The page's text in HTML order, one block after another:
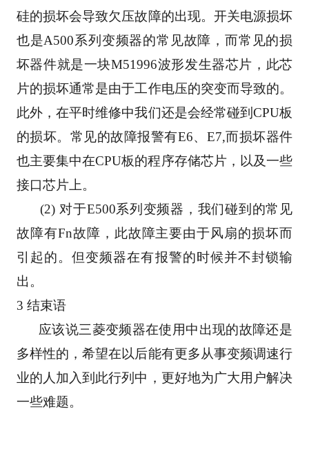
硅的损坏会导致欠压故障的出现。开关电源损坏
也是A500系列变频器的常见故障，而常见的损
坏器件就是一块M51996波形发生器芯片，此芯
片的损坏通常是由于工作电压的突变而导致的。
此外，在平时维修中我们还是会经常碰到CPU板
的损坏。常见的故障报警有E6、E7,而损坏器件
也主要集中在CPU板的程序存储芯片，以及一些
接口芯片上。
      (2) 对于E500系列变频器，我们碰到的常见
故障有Fn故障，此故障主要由于风扇的损坏而
引起的。但变频器在有报警的时候并不封锁输
出。
3 结束语
多样性的，希望在以后能有更多从事变频调速行
业的人加入到此行列中，更好地为广大用户解决
一些难题。